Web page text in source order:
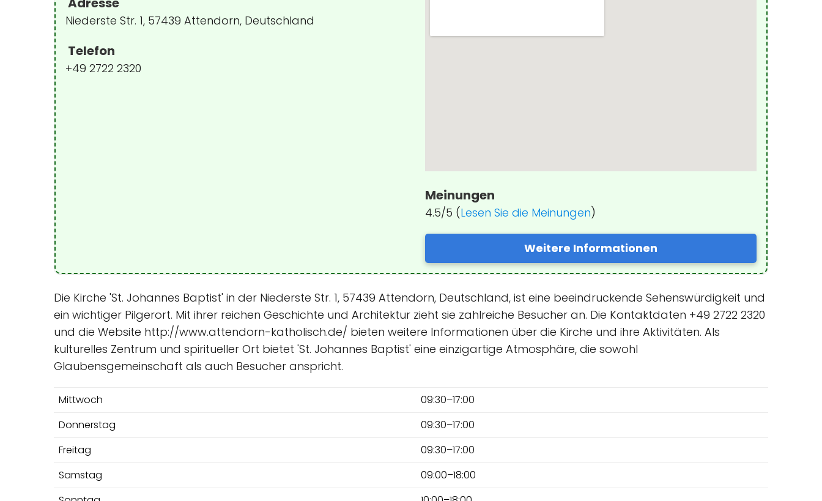
Niederste Str. 1, 57439 Attendorn, Deutschland
Telefon
+49 2722 2320
Meinungen
4.5/5 (Lesen Sie die Meinungen)
Weitere Informationen
Die Kirche 'St. Johannes Baptist' in der Niederste Str. 1, 57439 Attendorn, Deutschland, ist eine beeindruckende Sehenswürdigkeit und
ein wichtiger Pilgerort. Mit ihrer reichen Geschichte und Architektur zieht sie zahlreiche Besucher an. Die Kontaktdaten +49 2722 2320
und die Website http://www.attendorn-katholisch.de/ bieten weitere Informationen über die Kirche und ihre Aktivitäten. Als
kulturelles Zentrum und spiritueller Ort bietet 'St. Johannes Baptist' eine einzigartige Atmosphäre, die sowohl
Glaubensgemeinschaft als auch Besucher anspricht.
Mittwoch
09:30–17:00
Donnerstag
09:30–17:00
Freitag
09:30–17:00
Samstag
09:00–18:00